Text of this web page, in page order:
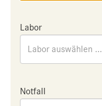
Labor
Labor auswählen ...
Notfall